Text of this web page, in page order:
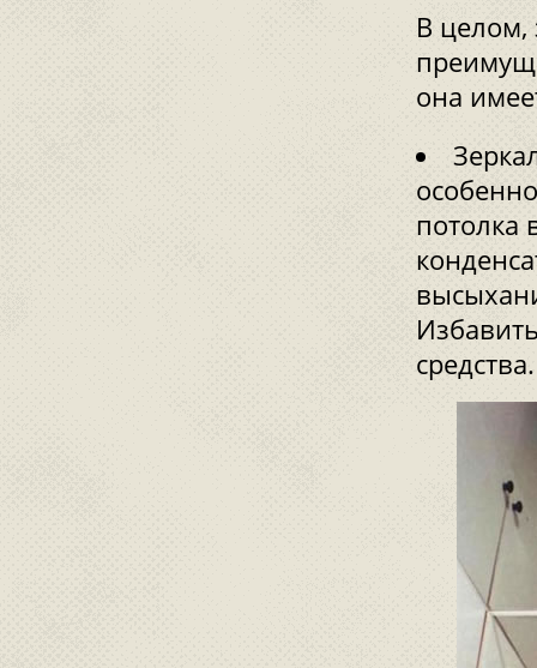
В целом,
она
потолка
средства.